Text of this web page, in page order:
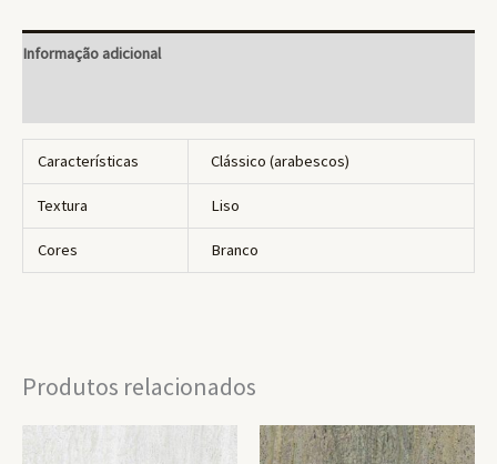
Informação adicional
Características Clássico (arabescos)
Textura Liso
Cores Branco
Produtos relacionados